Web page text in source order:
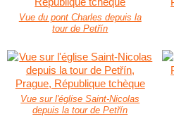
Vue du pont Charles depuis la
tour de Petřín
Vue sur l'église Saint-Nicolas
depuis la tour de Petřín